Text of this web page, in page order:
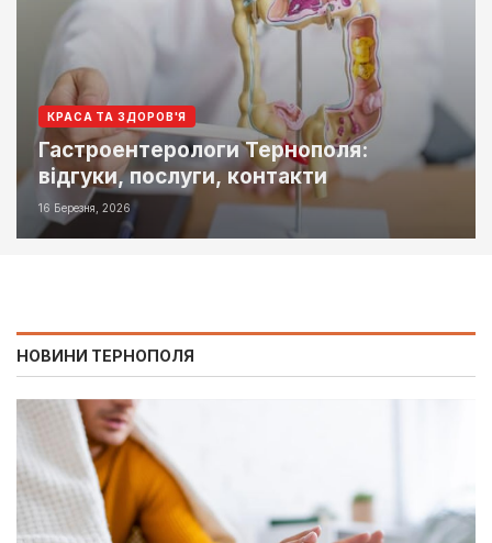
КРАСА ТА ЗДОРОВ'Я
Гастроентерологи Тернополя:
відгуки, послуги, контакти
16 Березня, 2026
НОВИНИ ТЕРНОПОЛЯ